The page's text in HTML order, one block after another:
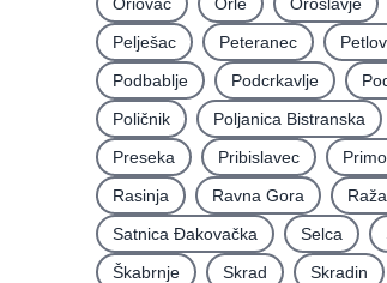
Pelješac
Peteranec
Podbablje
Podcrkavlje
Poličnik
Poljanica Bistranska
Preseka
Pribislavec
Rasinja
Ravna Gora
Satnica Ðakovačka
Selca
Škabrnje
Skrad Skradin